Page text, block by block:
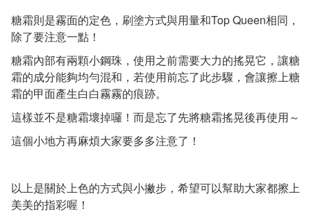
糖霜則是霧面的定色，刷塗方式與用量和Top Queen相同，
除了要注意一點！
糖霜內部有兩顆小鋼珠，使用之前需要大力的搖晃它，讓糖
霜的成分能夠均勻混和，若使用前忘了此步驟，會讓擦上糖
霜的甲面產生白白霧霧的痕跡。
這樣並不是糖霜壞掉囉！而是忘了先將糖霜搖晃後再使用～
這個小地方再麻煩大家要多多注意了！
以上是關於上色的方式與小撇步，希望可以幫助大家都擦上
美美的指彩喔！